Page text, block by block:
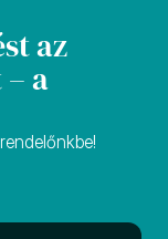
az
a